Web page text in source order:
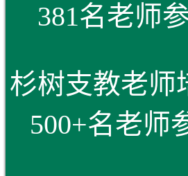
381名老师
杉树支教老师
500+名老师